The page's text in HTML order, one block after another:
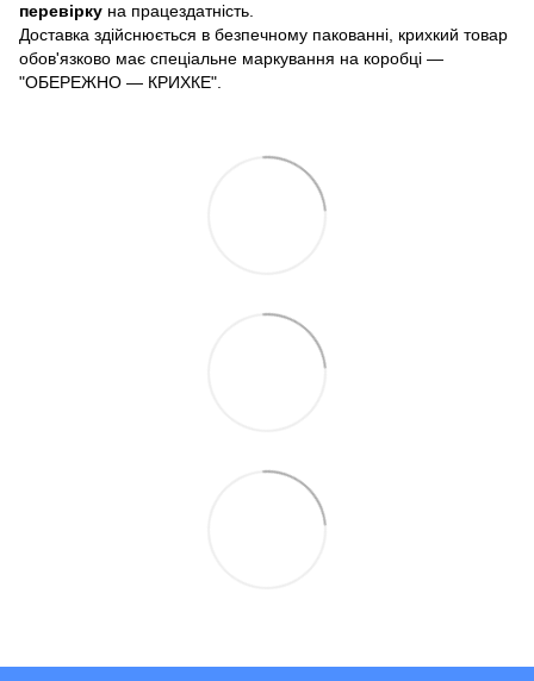
перевірку на працездатність.
Доставка здійснюється в безпечному пакованні, крихкий товар
обов'язково має спеціальне маркування на коробці —
"ОБЕРЕЖНО — КРИХКЕ".